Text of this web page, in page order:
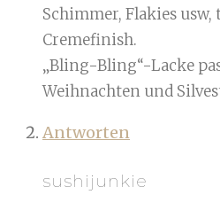
Schimmer, Flakies
Cremefinish.
„Bling-Bling“-Lacke
Weihnachten und
Antworten
sushijunkie